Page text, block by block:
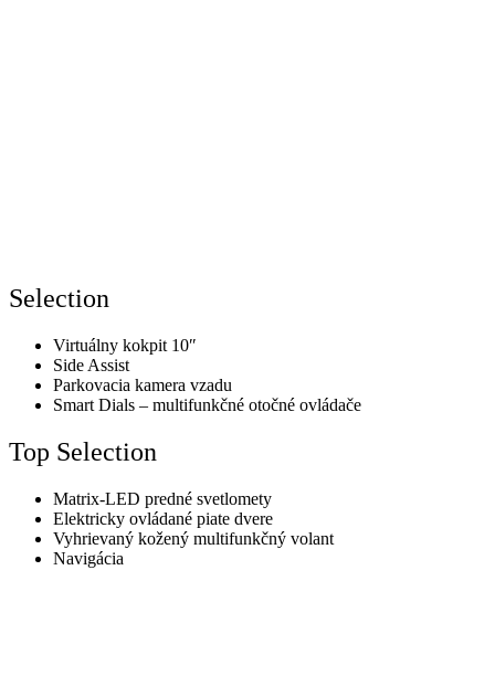
Selection
Virtuálny kokpit 10″
Side Assist
Parkovacia kamera vzadu
Smart Dials – multifunkčné otočné ovládače
Top Selection
Matrix-LED predné svetlomety
Elektricky ovládané piate dvere
Vyhrievaný kožený multifunkčný volant
Navigácia